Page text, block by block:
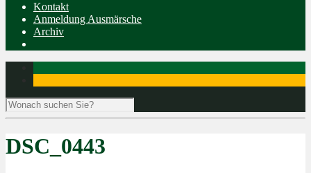
Kontakt
Anmeldung Ausmärsche
Archiv
DSC_0443